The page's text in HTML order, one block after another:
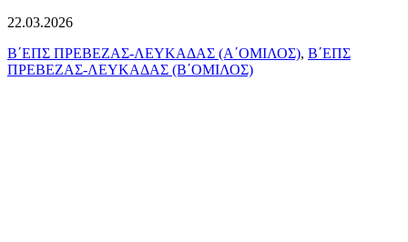
22.03.2026
Β΄ΕΠΣ ΠΡΕΒΕΖΑΣ-ΛΕΥΚΑΔΑΣ (Α΄ΟΜΙΛΟΣ), Β΄ΕΠΣ
ΠΡΕΒΕΖΑΣ-ΛΕΥΚΑΔΑΣ (Β΄ΟΜΙΛΟΣ)